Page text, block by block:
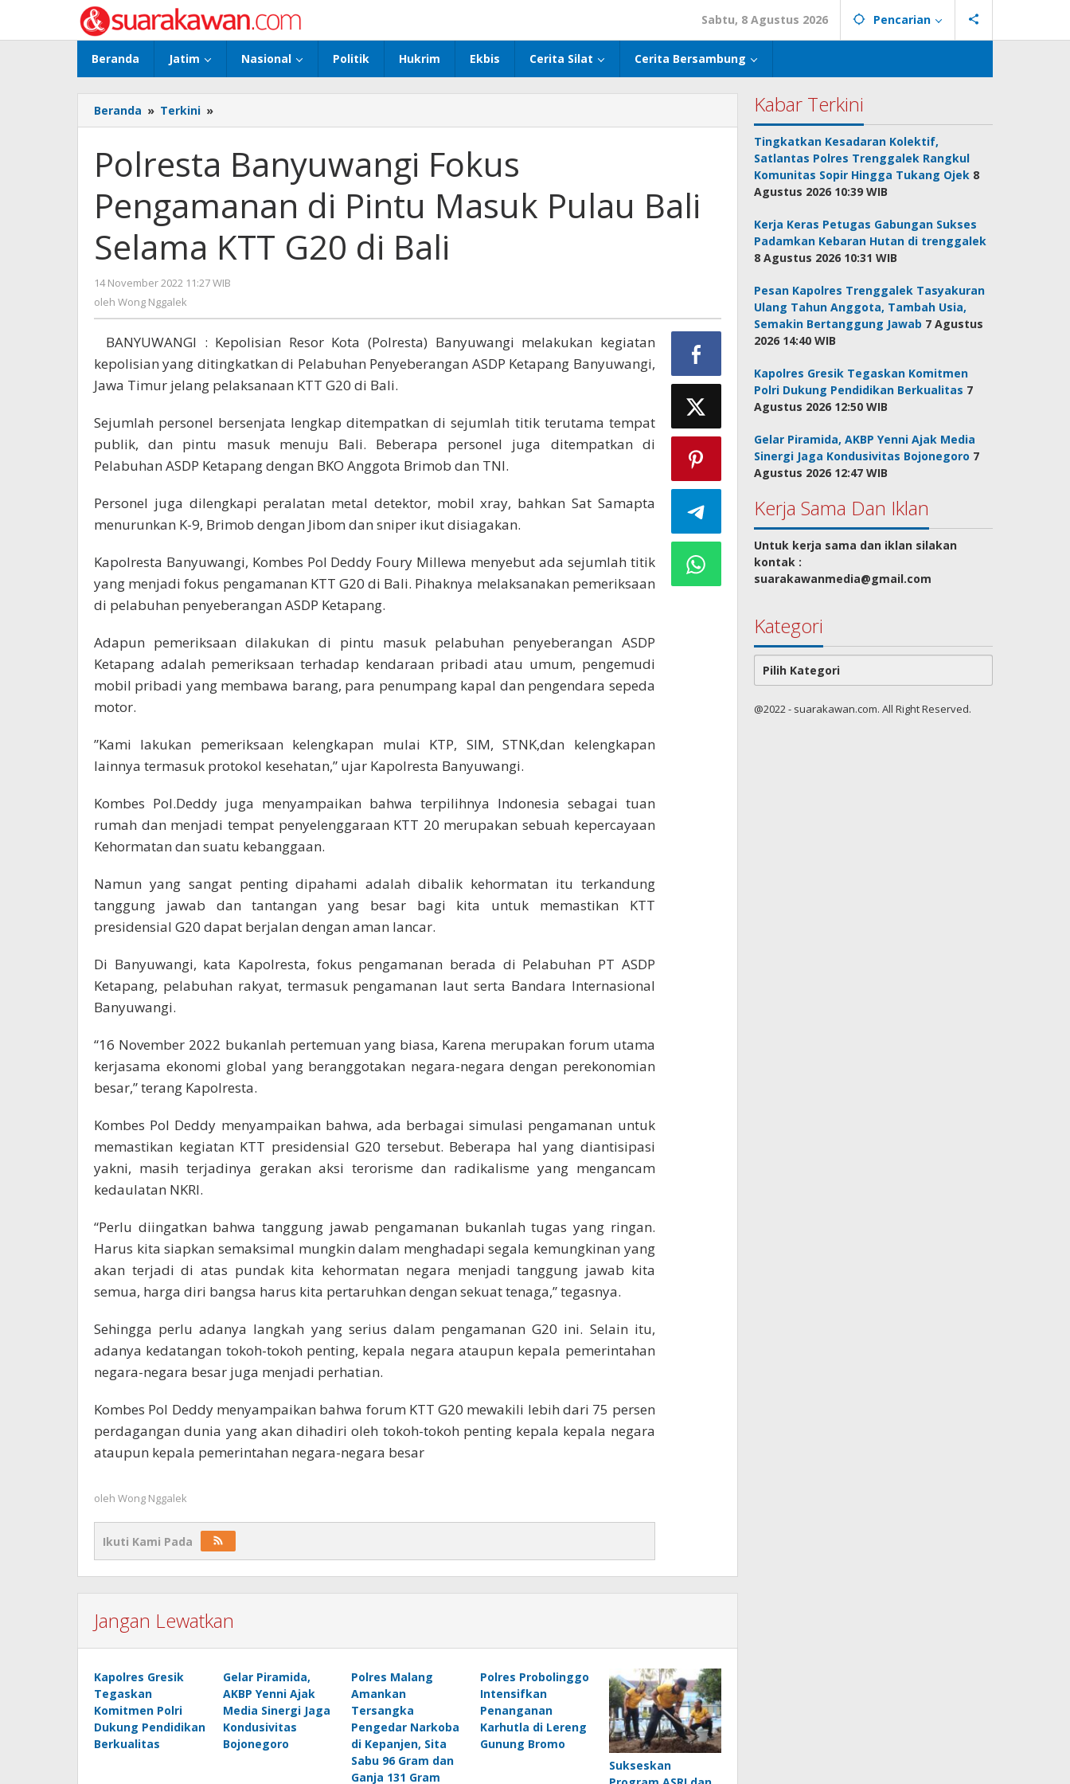
konten
Sabtu, 8 Agustus 2026 Pencarian
Beranda Jatim Nasional Politik Hukrim Ekbis Cerita Silat Cerita Bersambung
Beranda » Terkini »
Banyuwangi
Pengamanan
di
Masuk
Bali
Selama
KTT
Polresta Banyuwangi Fokus
Pengamanan di Pintu Masuk Pulau Bali
Selama KTT G20 di Bali
14 November 2022 11:27 WIB
oleh Wong Nggalek
BANYUWANGI : Kepolisian Resor Kota (Polresta) Banyuwangi melakukan kegiatan
kepolisian yang ditingkatkan di Pelabuhan Penyeberangan ASDP Ketapang Banyuwangi,
Jawa Timur jelang pelaksanaan KTT G20 di Bali.
Sejumlah personel bersenjata lengkap ditempatkan di sejumlah titik terutama tempat
publik, dan pintu masuk menuju Bali. Beberapa personel juga ditempatkan di
Pelabuhan ASDP Ketapang dengan BKO Anggota Brimob dan TNI.
Personel juga dilengkapi peralatan metal detektor, mobil xray, bahkan Sat Samapta
menurunkan K-9, Brimob dengan Jibom dan sniper ikut disiagakan.
Kapolresta Banyuwangi, Kombes Pol Deddy Foury Millewa menyebut ada sejumlah titik
yang menjadi fokus pengamanan KTT G20 di Bali. Pihaknya melaksanakan pemeriksaan
di pelabuhan penyeberangan ASDP Ketapang.
Adapun pemeriksaan dilakukan di pintu masuk pelabuhan penyeberangan ASDP
Ketapang adalah pemeriksaan terhadap kendaraan pribadi atau umum, pengemudi
mobil pribadi yang membawa barang, para penumpang kapal dan pengendara sepeda
motor.
”Kami lakukan pemeriksaan kelengkapan mulai KTP, SIM, STNK,dan kelengkapan
lainnya termasuk protokol kesehatan,” ujar Kapolresta Banyuwangi.
Kombes Pol.Deddy juga menyampaikan bahwa terpilihnya Indonesia sebagai tuan
rumah dan menjadi tempat penyelenggaraan KTT 20 merupakan sebuah kepercayaan
Kehormatan dan suatu kebanggaan.
Namun yang sangat penting dipahami adalah dibalik kehormatan itu terkandung
tanggung jawab dan tantangan yang besar bagi kita untuk memastikan KTT
presidensial G20 dapat berjalan dengan aman lancar.
Di Banyuwangi, kata Kapolresta, fokus pengamanan berada di Pelabuhan PT ASDP
Ketapang, pelabuhan rakyat, termasuk pengamanan laut serta Bandara Internasional
Banyuwangi.
“16 November 2022 bukanlah pertemuan yang biasa, Karena merupakan forum utama
kerjasama ekonomi global yang beranggotakan negara-negara dengan perekonomian
besar,” terang Kapolresta.
Kombes Pol Deddy menyampaikan bahwa, ada berbagai simulasi pengamanan untuk
memastikan kegiatan KTT presidensial G20 tersebut. Beberapa hal yang diantisipasi
yakni, masih terjadinya gerakan aksi terorisme dan radikalisme yang mengancam
kedaulatan NKRI.
“Perlu diingatkan bahwa tanggung jawab pengamanan bukanlah tugas yang ringan.
Harus kita siapkan semaksimal mungkin dalam menghadapi segala kemungkinan yang
akan terjadi di atas pundak kita kehormatan negara menjadi tanggung jawab kita
semua, harga diri bangsa harus kita pertaruhkan dengan sekuat tenaga,” tegasnya.
Sehingga perlu adanya langkah yang serius dalam pengamanan G20 ini. Selain itu,
adanya kedatangan tokoh-tokoh penting, kepala negara ataupun kepala pemerintahan
negara-negara besar juga menjadi perhatian.
Kombes Pol Deddy menyampaikan bahwa forum KTT G20 mewakili lebih dari 75 persen
perdagangan dunia yang akan dihadiri oleh tokoh-tokoh penting kepala kepala negara
ataupun kepala pemerintahan negara-negara besar
oleh Wong Nggalek
Ikuti Kami Pada
Jangan Lewatkan
Kapolres Gresik
Tegaskan
Komitmen Polri
Dukung Pendidikan
Berkualitas
Gelar Piramida,
AKBP Yenni Ajak
Media Sinergi Jaga
Kondusivitas
Bojonegoro
Polres Malang
Amankan
Tersangka
Pengedar Narkoba
di Kepanjen, Sita
Sabu 96 Gram dan
Ganja 131 Gram
Polres Probolinggo
Intensifkan
Penanganan
Karhutla di Lereng
Gunung Bromo
Sukseskan
Kabar Terkini
Tingkatkan Kesadaran Kolektif,
Satlantas Polres Trenggalek Rangkul
Komunitas Sopir Hingga Tukang Ojek 8
Agustus 2026 10:39 WIB
Kerja Keras Petugas Gabungan Sukses
Padamkan Kebaran Hutan di trenggalek
8 Agustus 2026 10:31 WIB
Pesan Kapolres Trenggalek Tasyakuran
Ulang Tahun Anggota, Tambah Usia,
Semakin Bertanggung Jawab 7 Agustus
2026 14:40 WIB
Kapolres Gresik Tegaskan Komitmen
Polri Dukung Pendidikan Berkualitas 7
Agustus 2026 12:50 WIB
Gelar Piramida, AKBP Yenni Ajak Media
Sinergi Jaga Kondusivitas Bojonegoro 7
Agustus 2026 12:47 WIB
Kerja Sama Dan Iklan
Untuk kerja sama dan iklan silakan
kontak :
suarakawanmedia@gmail.com
Kategori
Kategori
@2022 - suarakawan.com. All Right Reserved.